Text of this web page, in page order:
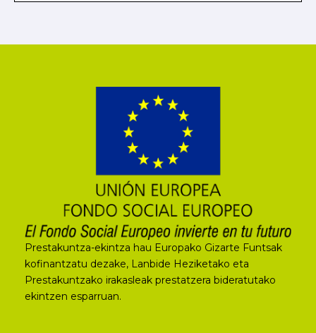
Prestakuntza-ekintza hau Europako Gizarte Funtsak
kofinantzatu dezake, Lanbide Heziketako eta
Prestakuntzako irakasleak prestatzera bideratutako
ekintzen esparruan.